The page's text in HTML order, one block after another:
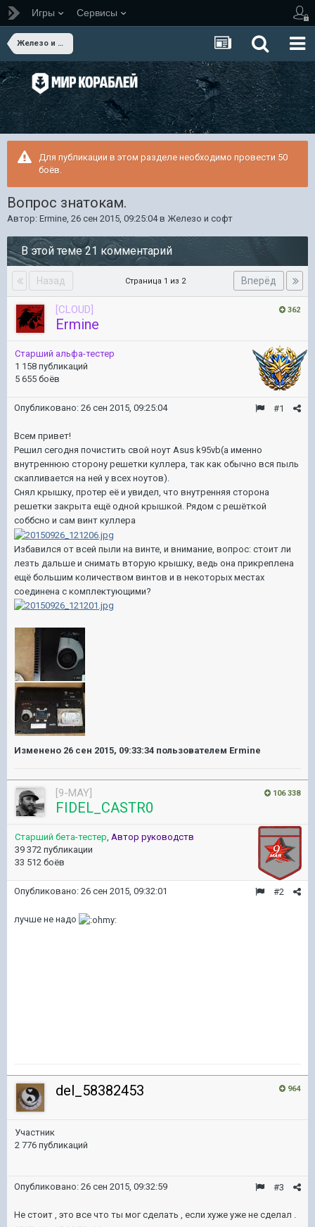
Игры Сервисы
Железо и софт
Для публикации в этом разделе необходимо провести 50
боёв.
Вопрос знатокам.
Автор: Ermine, 26 сен 2015, 09:25:04в Железо и софт
В этой теме 21 комментарий
Назад Вперёд
Страница 1 из 2
362
[CLOUD]
Ermine
Старший альфа-тестер
1 158 публикаций
5 655 боёв
#1
Опубликовано: 26 сен 2015, 09:25:04
Всем привет!
Решил сегодня почистить свой ноут Asus k95vb(а именно
внутреннюю сторону решетки куллера, так как обычно вся пыль
скапливается на ней у всех ноутов).
Снял крышку, протер её и увидел, что внутренняя сторона
решетки закрыта ещё одной крышкой. Рядом с решёткой
соббсно и сам винт куллера
Избавился от всей пыли на винте, и внимание, вопрос: стоит ли
лезть дальше и снимать вторую крышку, ведь она прикреплена
ещё большим количеством винтов и в некоторых местах
соединена с комплектующими?
Изменено 26 сен 2015, 09:33:34 пользователем Ermine
106 338
[9-MAY]
FIDEL_CASTR0
Старший бета-тестер, Автор руководств
39 372 публикации
33 512 боёв
#2
Опубликовано: 26 сен 2015, 09:32:01
лучше не надо
964
del_58382453
Участник
2 776 публикаций
#3
Опубликовано: 26 сен 2015, 09:32:59
Не стоит , это все что ты мог сделать , если хуже уже не сделал .